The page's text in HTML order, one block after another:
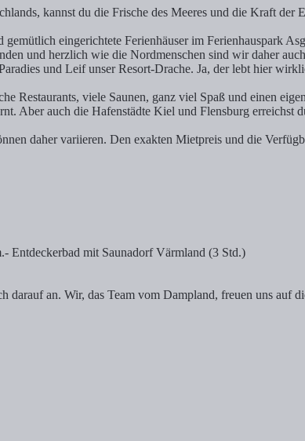
kannst du die Frische des Meeres und die Kraft der
eingerichtete Ferienhäuser im Ferienhauspark
und herzlich wie die Nordmenschen sind wir daher
und Leif unser Resort-Drache. Ja, der lebt hier
Restaurants, viele Saunen, ganz viel Spaß und einen
Aber auch die Hafenstädte Kiel und Flensburg erreichst
daher variieren. Den exakten Mietpreis und die
Entdeckerbad mit Saunadorf Värmland (3 Std.)
an. Wir, das Team vom Dampland, freuen uns auf